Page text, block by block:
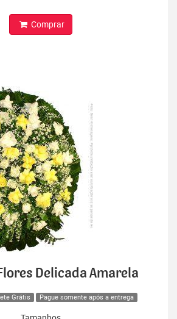
Comprar
Delicada Amarela
Grátis Pague somente após a entrega